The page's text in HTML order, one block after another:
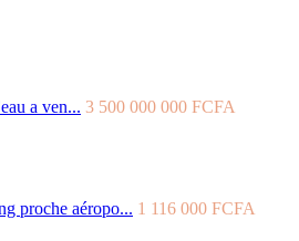
a ven... 3 500 000 000 FCFA
proche aéropo... 1 116 000 FCFA